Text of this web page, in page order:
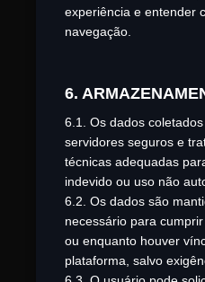
experiência e entender
navegação.
6.
6.1. Os dados
servidores seguros e
técnicas adequadas
indevido ou uso não
6.2. Os dados são
necessário para
ou enquanto houver
plataforma, salvo